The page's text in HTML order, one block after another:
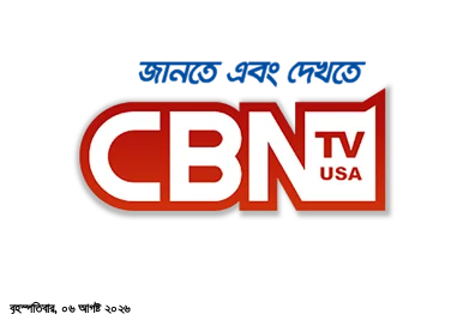
বৃহস্পতিবার, ০৬ আগষ্ট ২০২৬